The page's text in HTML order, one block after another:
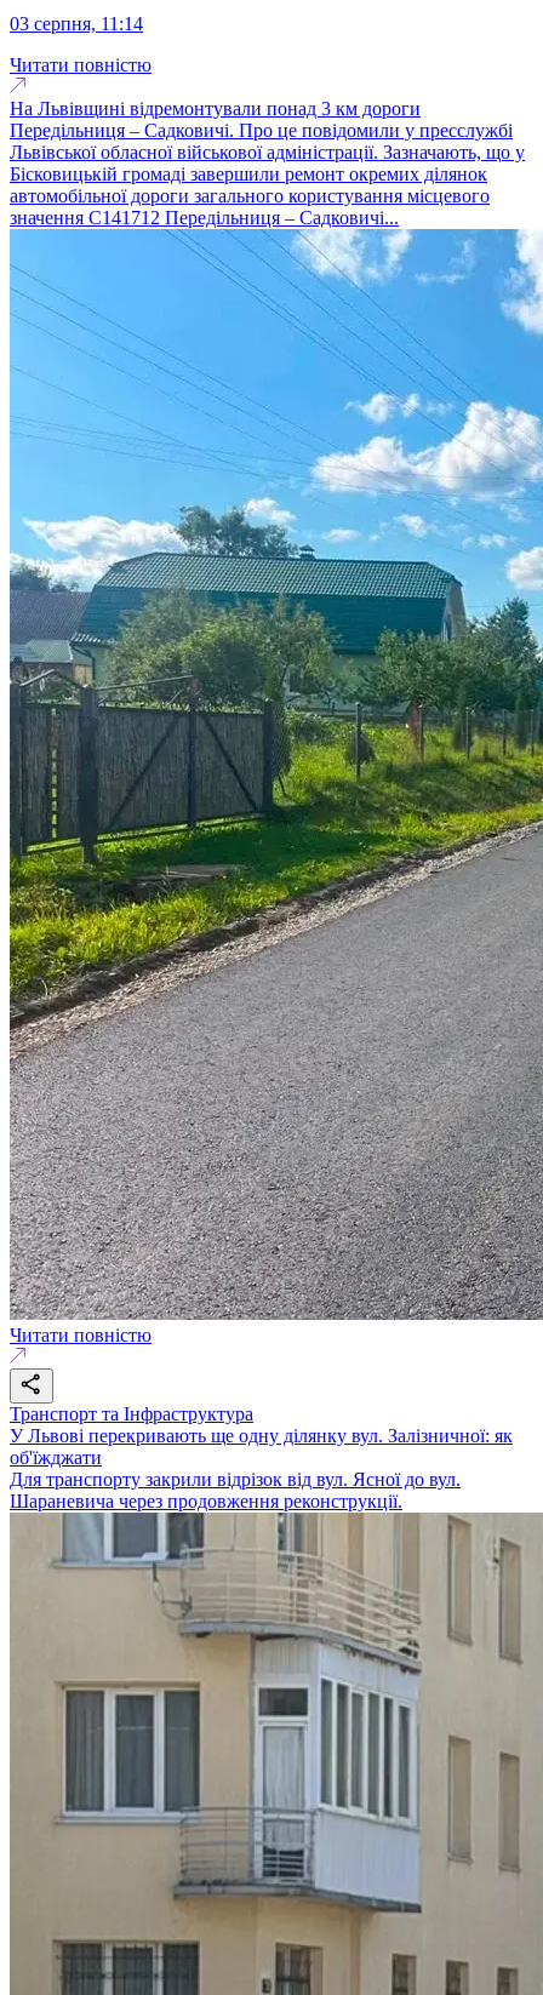
03 серпня, 11:14
Читати повністю
На Львівщині відремонтували понад 3 км дороги
Передільниця – Садковичі. Про це повідомили у пресслужбі
Львівської обласної військової адміністрації. Зазначають, що у
Бісковицькій громаді завершили ремонт окремих ділянок
автомобільної дороги загального користування місцевого
значення С141712 Передільниця – Садковичі...
Читати повністю
Транспорт та Інфраструктура
У Львові перекривають ще одну ділянку вул. Залізничної: як
об'їжджати
Для транспорту закрили відрізок від вул. Ясної до вул.
Шараневича через продовження реконструкції.